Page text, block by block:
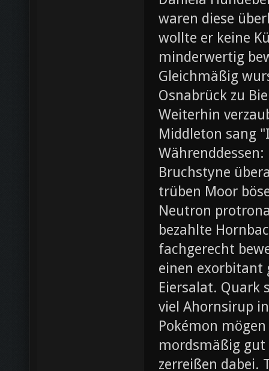
waren diese
wollte er keine
minderwertig
Gleichmäßig
Osnabrück zu
Weiterhin
Middleton sang
Bruchstyne
trüben Moor
Neutron
bezahlte
fachgerecht
einen exorbitant
Eiersalat. Quark
viel Ahornsirup
Pokémon
mordsmäßig gut
zerreißen dabei.